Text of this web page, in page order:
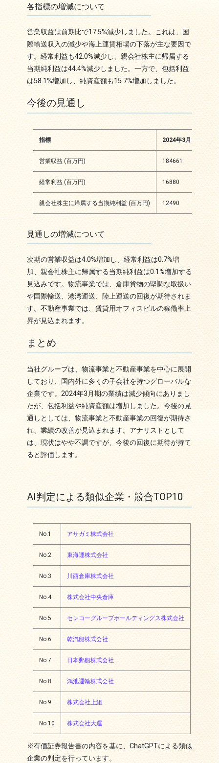
各指標の増減について
営業収益は前期比で17.5%減少しました。これは、国
際輸送収入の減少や海上運賃相場の下落が主な要因で
す。経常利益も42.0%減少し、親会社株主に帰属する
当期純利益は44.4%減少しました。一方で、包括利益
は58.1%増加し、純資産額も15.7%増加しました。
今後の見通し
指標 2024年3月
営業収益 (百万円) 184661
経常利益 (百万円) 16880
親会社株主に帰属する当期純利益 (百万円) 12490
見通しの増減について
次期の営業収益は4.0%増加し、経常利益は0.7%増
加、親会社株主に帰属する当期純利益は0.1%増加する
見込みです。物流事業では、倉庫貨物の堅調な取扱い
や国際輸送、港湾運送、陸上運送の回復が期待されま
す。不動産事業では、賃貸用オフィスビルの稼働率上
昇が見込まれます。
まとめ
当社グループは、物流事業と不動産事業を中心に展開
しており、国内外に多くの子会社を持つグローバルな
企業です。2024年3月期の業績は減少傾向にありまし
たが、包括利益や純資産額は増加しました。今後の見
通しとしては、物流事業と不動産事業の回復が期待さ
れ、業績の改善が見込まれます。アナリストとして
は、現状はやや不調ですが、今後の回復に期待が持て
ると評価します。
AI判定による類似企業・競合TOP10
No.1 アサガミ株式会社
No.2 東海運株式会社
No.3 川西倉庫株式会社
No.4 株式会社中央倉庫
No.5 センコーグループホールディングス株式会社
No.6 乾汽船株式会社
No.7 日本郵船株式会社
No.8 鴻池運輸株式会社
No.9 株式会社上組
No.10 株式会社大運
※有価証券報告書の内容を基に、ChatGPTによる類似
企業の判定を行っています。